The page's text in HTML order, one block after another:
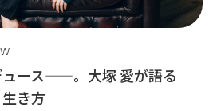
ュース——。大塚 愛が語る
き方